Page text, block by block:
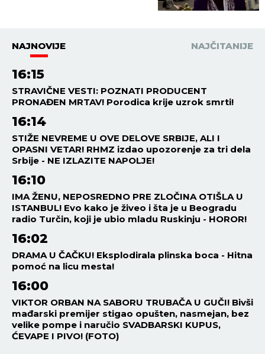
NAJNOVIJE NAJČITANIJE
16:15
STRAVIČNE VESTI: POZNATI PRODUCENT
PRONAĐEN MRTAV! Porodica krije uzrok smrti!
16:14
STIŽE NEVREME U OVE DELOVE SRBIJE, ALI I
OPASNI VETAR! RHMZ izdao upozorenje za tri dela
Srbije - NE IZLAZITE NAPOLJE!
16:10
IMA ŽENU, NEPOSREDNO PRE ZLOČINA OTIŠLA U
ISTANBUL! Evo kako je živeo i šta je u Beogradu
radio Turčin, koji je ubio mladu Ruskinju - HOROR!
16:02
DRAMA U ČAČKU! Eksplodirala plinska boca - Hitna
pomoć na licu mesta!
16:00
VIKTOR ORBAN NA SABORU TRUBAČA U GUČI! Bivši
mađarski premijer stigao opušten, nasmejan, bez
velike pompe i naručio SVADBARSKI KUPUS,
ĆEVAPE I PIVO! (FOTO)